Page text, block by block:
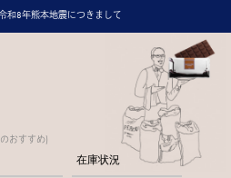
和8年熊本地震につきまして
おすすめ)
在庫状況